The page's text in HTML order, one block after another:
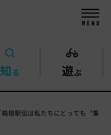
知る 遊ぶ
根駅伝は私たちにとっても〝集